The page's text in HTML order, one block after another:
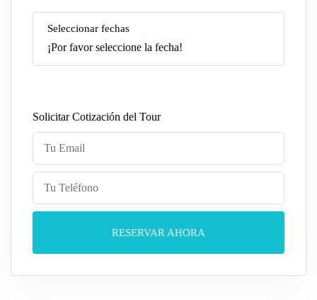
Seleccionar fechas
¡Por favor seleccione la fecha!
Solicitar Cotización del Tour
RESERVAR AHORA